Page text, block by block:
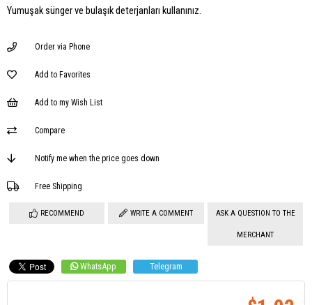
Yumuşak sünger ve bulaşık deterjanları kullanınız.
Order via Phone
Add to Favorites
Add to my Wish List
Compare
Notify me when the price goes down
Free Shipping
RECOMMEND WRITE A COMMENT ASK A QUESTION TO THE
MERCHANT
WhatsApp Telegram